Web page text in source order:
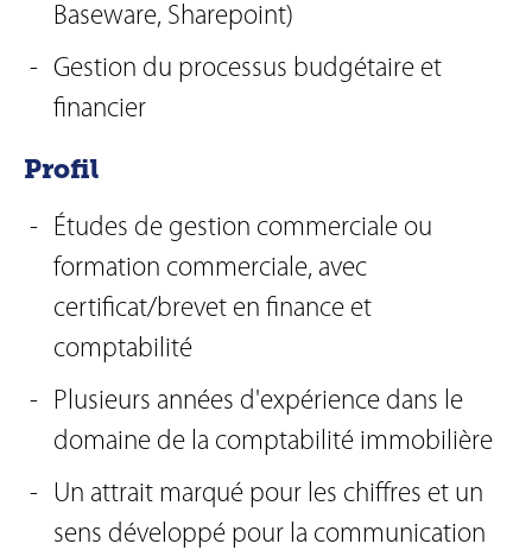
Baseware, Sharepoint)
Gestion du processus budgétaire et
financier
Profil
Études de gestion commerciale ou
formation commerciale, avec
certificat/brevet en finance et
comptabilité
Plusieurs années d'expérience dans le
domaine de la comptabilité immobilière
Un attrait marqué pour les chiffres et un
sens développé pour la communication